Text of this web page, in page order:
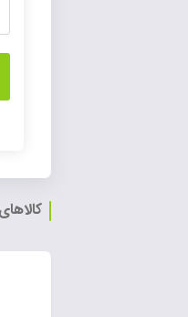
کالاهای مرتبط